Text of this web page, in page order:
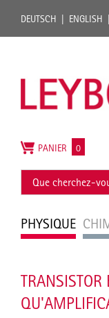
DEUTSCH ENGLISH
PHYSIQUE
PANIER 0
TRANSISTOR